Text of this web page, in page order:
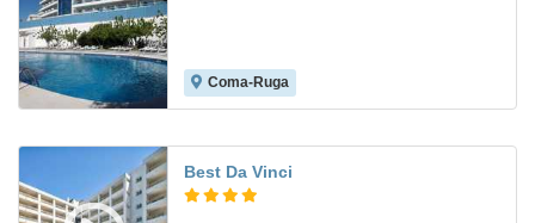
Coma-Ruga
Best Da Vinci